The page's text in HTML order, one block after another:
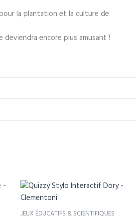
la plantation et la culture de
encore plus amusant !
JEUX ÉDUCATIFS & SCIENTIFIQUES